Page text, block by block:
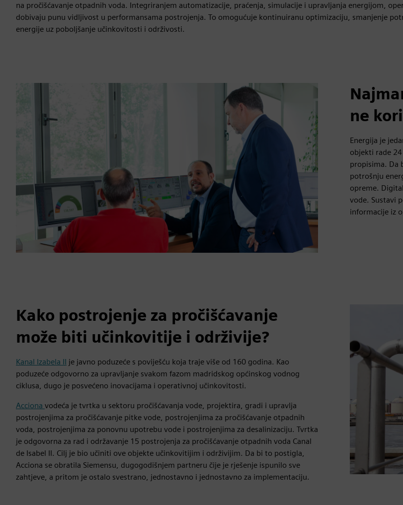
na pročišćavanje otpadnih voda. Integriranjem automatizacije, praćenja, simulacije i upravljanja energijom,
dobivaju punu vidljivost u performansama postrojenja. To omogućuje kontinuiranu optimizaciju, smanjenje
energije uz poboljšanje učinkovitosti i održivosti.
ne
Energija je
objekti rade
propisima. Da
potrošnju
opreme.
vode. Sustavi
informacije iz
Kako postrojenje za pročišćavanje
može biti učinkovitije i održivije?
Kanal Izabela II je javno poduzeće s poviješću koja traje više od 160 godina. Kao
poduzeće odgovorno za upravljanje svakom fazom madridskog općinskog vodnog
ciklusa, dugo je posvećeno inovacijama i operativnoj učinkovitosti.
Acciona vodeća je tvrtka u sektoru pročišćavanja vode, projektira, gradi i upravlja
postrojenjima za pročišćavanje pitke vode, postrojenjima za pročišćavanje otpadnih
voda, postrojenjima za ponovnu upotrebu vode i postrojenjima za desalinizaciju. Tvrtka
je odgovorna za rad i održavanje 15 postrojenja za pročišćavanje otpadnih voda Canal
de Isabel II. Cilj je bio učiniti ove objekte učinkovitijim i održivijim. Da bi to postigla,
Acciona se obratila Siemensu, dugogodišnjem partneru čije je rješenje ispunilo sve
zahtjeve, a pritom je ostalo svestrano, jednostavno i jednostavno za implementaciju.